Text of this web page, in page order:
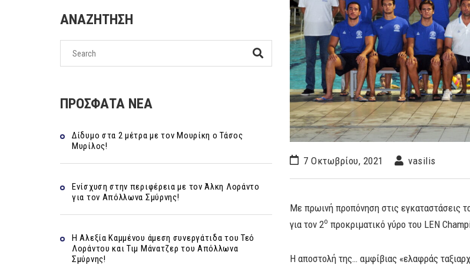
7 Οκτωβρίου, 2021 vasilis
Με πρωινή προπόνηση στις εγκαταστάσεις
για τον 2ο προκριματικό γύρο του LEN
Η αποστολή της… αμφίβιας «ελαφράς
ΑΝΑΖΗΤΗΣΗ
ΠΡΟΣΦΑΤΑ ΝΕΑ
Δίδυμο στα 2 μέτρα με τον Μουρίκη ο Τάσος
Μυρίλος!
Ενίσχυση στην περιφέρεια με τον Άλκη Λοράντο
για τον Απόλλωνα Σμύρνης!
Η Αλεξία Καμμένου άμεση συνεργάτιδα του Τεό
Λοράντου και Τιμ Μάνατζερ του Απόλλωνα
Σμύρνης!